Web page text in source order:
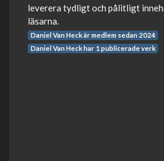
leverera tydligt och pålitligt
läsarna.
Daniel Van Heck är medlem sedan 2024
Daniel Van Heck har 1 publicerade verk